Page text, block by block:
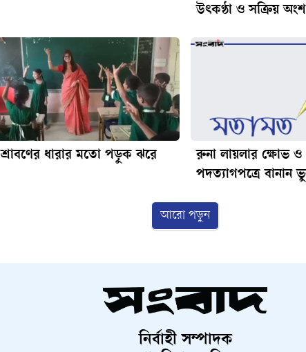
উৎকণ্ঠা ও সক্রিয়
শ্রাবণের ধারার মতো পড়ুক ঝরে
রুনা লায়লার ক্ষোভ ও
পদত্যাগপত্রে বানান
আরো পড়ুন
নির্বাহী সম্পাদক